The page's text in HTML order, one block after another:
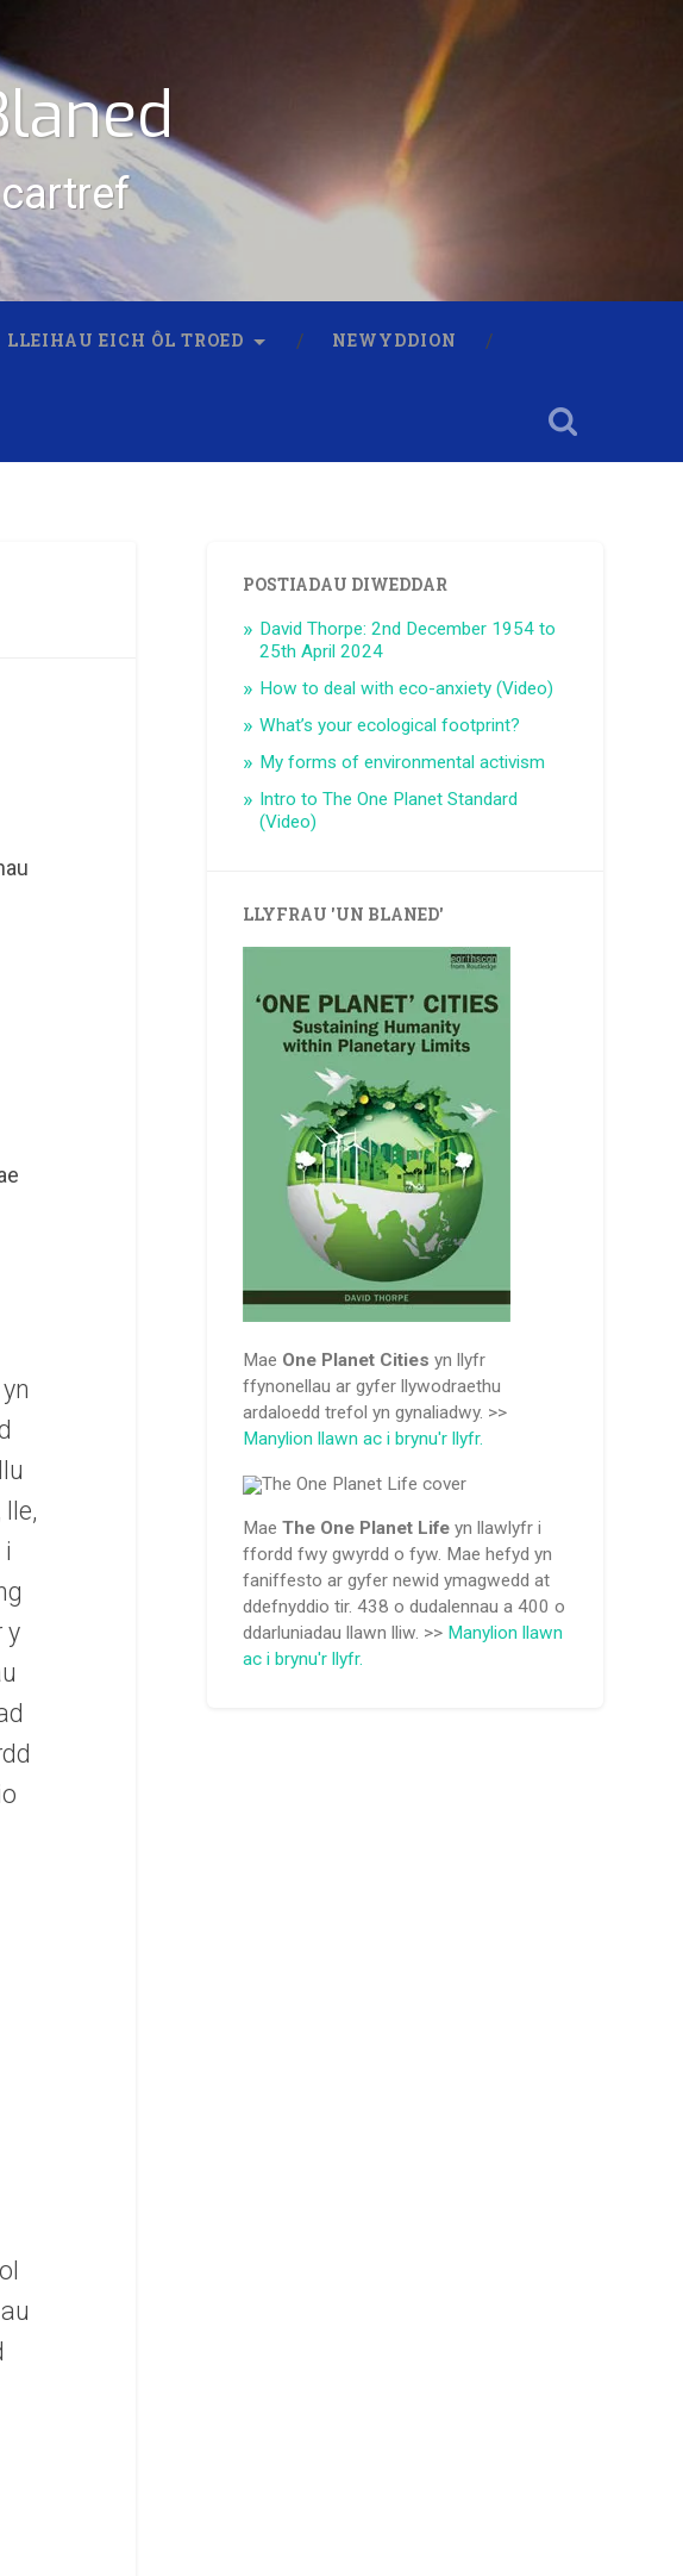
LLEIHAU EICH ÔL TROED NEWYDDION
y
POSTIADAU DIWEDDAR
David Thorpe: 2nd December 1954 to
25th April 2024
How to deal with eco-anxiety (Video)
What’s your ecological footprint?
My forms of environmental activism
Intro to The One Planet Standard
(Video)
LLYFRAU 'UN BLANED'
Mae One Planet Cities yn llyfr
ffynonellau ar gyfer llywodraethu
ardaloedd trefol yn gynaliadwy. >>
Manylion llawn ac i brynu'r llyfr.
MaeThe One Planet Life yn llawlyfr i
ffordd fwy gwyrdd o fyw. Mae hefyd yn
faniffesto ar gyfer newid ymagwedd at
ddefnyddio tir. 438 o dudalennau a 400 o
ddarluniadau llawn lliw. >> Manylion llawn
ac i brynu'r llyfr.